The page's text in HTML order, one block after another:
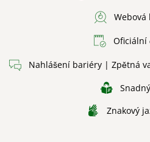
Webová
Oficiální
Nahlášení bariéry | Zpětná
Znakový